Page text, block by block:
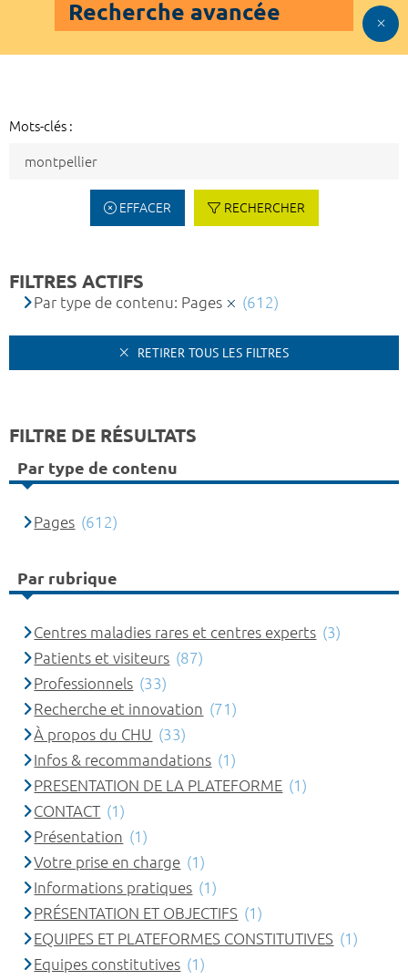
Recherche avancée
Mots-clés :
EFFACER RECHERCHER
FILTRES ACTIFS
Par type de contenu: Pages (612)
RETIRER TOUS LES FILTRES
FILTRE DE RÉSULTATS
Par type de contenu
Pages (612)
Par rubrique
Centres maladies rares et centres experts (3)
Patients et visiteurs (87)
Professionnels (33)
Recherche et innovation (71)
À propos du CHU (33)
Infos & recommandations (1)
PRESENTATION DE LA PLATEFORME (1)
CONTACT (1)
Présentation (1)
Votre prise en charge (1)
Informations pratiques (1)
PRÉSENTATION ET OBJECTIFS (1)
EQUIPES ET PLATEFORMES CONSTITUTIVES (1)
Equipes constitutives (1)